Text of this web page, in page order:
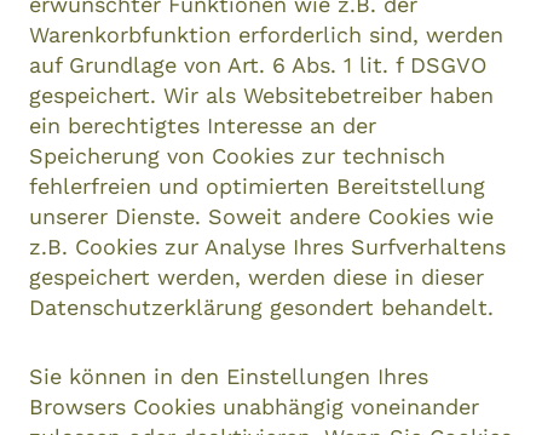
Warenkorbfunktion erforderlich sind, werden
auf Grundlage von Art. 6 Abs. 1 lit. f DSGVO
gespeichert. Wir als Websitebetreiber haben
ein berechtigtes Interesse an der
Speicherung von Cookies zur technisch
fehlerfreien und optimierten Bereitstellung
unserer Dienste. Soweit andere Cookies wie
z.B. Cookies zur Analyse Ihres Surfverhaltens
gespeichert werden, werden diese in dieser
Datenschutzerklärung gesondert behandelt.
Sie können in den Einstellungen Ihres
Browsers Cookies unabhängig voneinander